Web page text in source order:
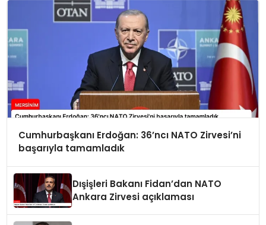
Cumhurbaşkanı Erdoğan: 36’ncı NATO Zirvesi’ni
başarıyla tamamladık
Dışişleri Bakanı Fidan’dan NATO
Ankara Zirvesi açıklaması